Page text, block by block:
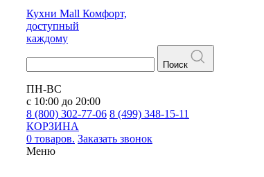
Кухни Mall Комфорт,
доступный
каждому
Поиск
ПН-ВС
с 10:00 до 20:00
8 (800) 302-77-06 8 (499) 348-15-11
КОРЗИНА
0 товаров. Заказать звонок
Меню